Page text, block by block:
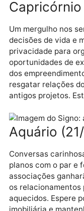
Sagitário
Decisões de
tranquilidade e
futuro. A semana
Viagem com
boas notícias de
amor,
fase, quebre a
Um mergulho nos